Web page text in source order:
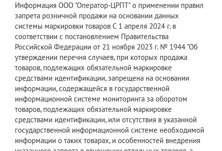
Информация ООО "Оператор-ЦРПТ" о применении правил
запрета розничной продажи на основании данных
системы маркировки товаров С 1 апреля 2024 г. в
соответствии с постановлением Правительства
Российской Федерации от 21 ноября 2023 г. № 1944 "Об
утверждении перечня случаев, при которых продажа
товаров, подлежащих обязательной маркировке
средствами идентификации, запрещена на основании
информации, содержащейся в государственной
информационной системе мониторинга за оборотом
товаров, подлежащих обязательной маркировке
средствами идентификации, или отсутствия в указанной
государственной информационной системе необходимой
информации о таких товарах, и особенностей внедрения